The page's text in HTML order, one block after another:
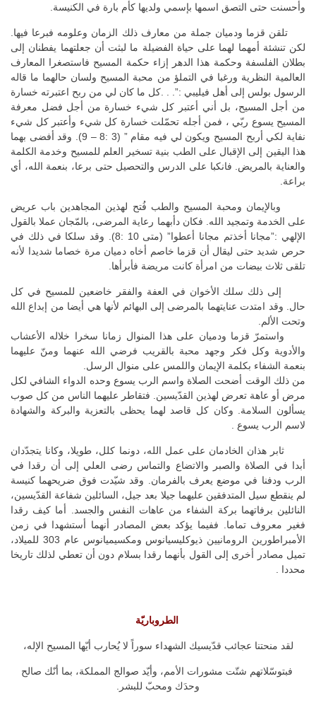
وأحسنت حتى التصق اسمها بإسمي ولديها كأم بارة في الكنيسة.
تلقن قزما ودميان جملة من معارف ذلك الزمان وعلومه فبرعا فيها.
لكن تنشئة أمهما لهما على حياة الفضيلة ما لبثت أن جعلتهما يفطنان إلى
بطلان الفلسفة وحكمة هذا الدهر إزاء حكمة المسيح فاستصغرا المعارف
العالمية النظرية ورغبا في التملؤ من محبة المسيح ولسان حالهما ما قاله
الرسول بولس إلى أهل فيليبي :”. . .كل ما كان لي من ربح اعتبرته خسارة
من أجل المسيح، بل أني أعتبر كل شيء خسارة من أجل فضل معرفة
المسيح يسوع ربّي ، فمن أجله تحمّلت خسارة كل شيء وأعتبر كل شيء
نفاية لكي أربح المسيح ويكون لي فيه مقام ” (3 :8 – 9). وقد أفضى بهما
هذا اليقين إلى الإقبال على الطب بنية تسخير العلم للمسيح وخدمة الكلمة
والعناية بالمريض. فانكبا على الدرس والتحصيل حتى برعا، بنعمة الله، أي
براعة.
وبالإيمان ومحبة المسيح والطب فُتح لهذين المجاهدين باب عريض
على الخدمة وتمجيد الله. فكان دأبهما رعاية المرضى، بالمّجان عملا بالقول
الإلهي :”مجانا أخذتم مجانا أعطوا” (متى 10 :8). وقد سلكا في ذلك في
حرص شديد حتى ليقال أن قزما خاصم أخاه دميان مرة خصاما شديدا لأنه
تلقى ثلاث بيضات من امرأة كانت مريضة فأبرأها.
إلى ذلك سلك الأخوان في العفة والفقر خاضعين للمسيح في كل
حال. وقد امتدت عنايتهما بالمرضى إلى البهائم لأنها هي أيضا من إبداع الله
وتحت الألم.
واستمرّ قزما ودميان على هذا المنوال زمانا سخرا خلاله الأعشاب
والأدوية وكل فكر وجهد محبة بالقريب فرضي الله عنهما ومنّ عليهما
بنعمة الشفاء بكلمة الإيمان واللمس على منوال الرسل.
من ذلك الوقت أضحت الصلاة واسم الرب يسوع وحده الدواء الشافي لكل
مرض أو عاهة تعرض لهذين القدّيسين. فتقاطر عليهما الناس من كل صوب
يسألون السلامة. وكان كل قاصد لهما يحظى بالتعزية والبركة والشهادة
لاسم الرب يسوع .
ثابر هذان الخادمان على عمل الله، دونما كلل، طويلا، وكانا يتجدّدان
أبدا في الصلاة والصبر والاتضاع والتماس رضى العلي إلى أن رقدا في
الرب ودفنا في موضع يعرف بالفرمان. وقد شيّدت فوق ضريحهما كنيسة
لم ينقطع سيل المتدفقين عليهما جيلا بعد جيل، السائلين شفاعة القدّيسين،
النائلين برفاتهما بركة الشفاء من عاهات النفس والجسد. أما كيف رقدا
فغير معروف تماما. ففيما يؤكد بعض المصادر أنهما أستشهدا في زمن
الأمبراطورين الرومانيين ذيوكليسيانوس ومكسيميانوس عام 303 للميلاد،
تميل مصادر أخرى إلى القول بأنهما رقدا بسلام دون أن تعطي لذلك تاريخا
محددا .
الطروباريّة
لقد منحتنا عجائب قدّيسيك الشهداء سوراً لا يُحارب أيّها المسيح الإله،
فبتوسّلاتهم شتّت مشورات الأمم، وأيّد صوالج المملكة، بما أنّك صالح
وحدَك ومحبّ للبشر.